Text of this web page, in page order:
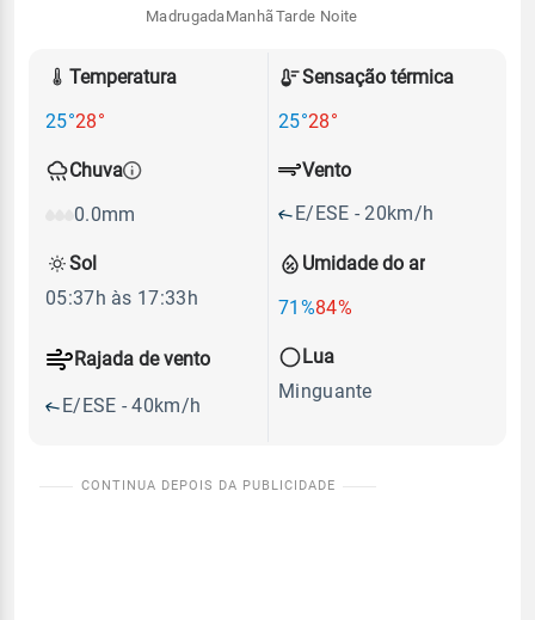
Madrugada Manhã Tarde Noite
Temperatura
25°28°
Sensação térmica
25°28°
Chuva
0.0mm
Umidade do ar
71%84%
Vento
E/ESE - 20km/h
Rajada de vento
E/ESE - 40km/h
Sol
05:37h às 17:33h
Lua
Minguante